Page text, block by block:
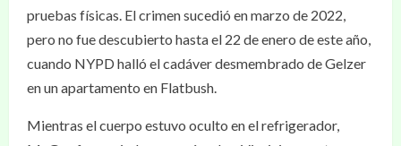
pruebas físicas. El crimen sucedió en marzo de 2022,
pero no fue descubierto hasta el 22 de enero de este año,
cuando NYPD halló el cadáver desmembrado de Gelzer
en un apartamento en Flatbush.
Mientras el cuerpo estuvo oculto en el refrigerador,